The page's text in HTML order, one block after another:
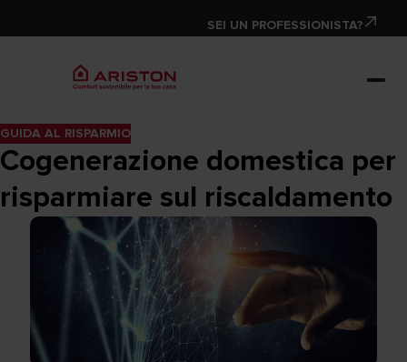
SEI UN PROFESSIONISTA?
GUIDA AL RISPARMIO
Cogenerazione domestica per
risparmiare sul riscaldamento